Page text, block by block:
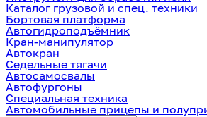
Каталог грузовой и спец. техники
Бортовая платформа
Автогидроподъёмник
Кран-манипулятор
Автокран
Седельные тягачи
Автосамосвалы
Автофургоны
Специальная техника
Автомобильные прицепы и